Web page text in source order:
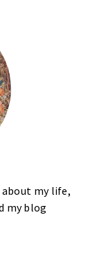
my life,
my blog